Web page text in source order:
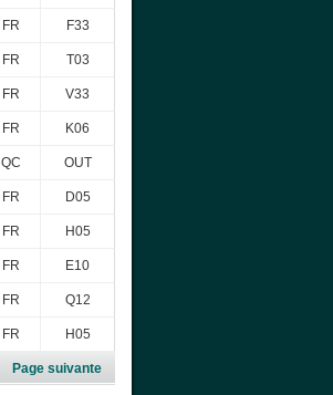
FR F33
FR T03
FR V33
FR K06
QC OUT
FR D05
FR H05
FR E10
FR Q12
FR H05
Page suivante